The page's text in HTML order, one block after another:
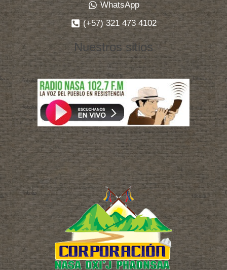
WhatsApp
(+57) 321 473 4102
Nuestros sitios